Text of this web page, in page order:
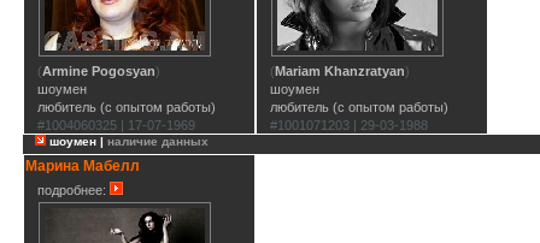
(Armine Pogosyan)
шоумен
любитель (с опытом работы)
#1004060325 | 17-07-1969
(Mariam Khanzratyan)
шоумен
любитель (с опытом работы)
#1001071203 | 29-03-1988
шоумен | наличие данных
Марина Мабелл
подробнее: